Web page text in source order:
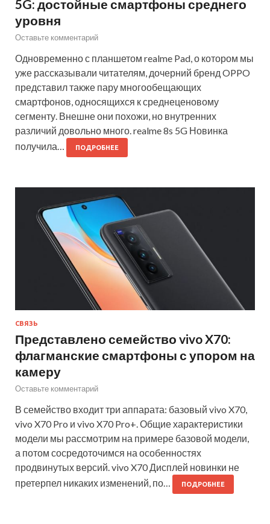
5G: достойные смартфоны среднего
уровня
Оставьте комментарий
Одновременно с планшетом realme Pad, о котором мы
уже рассказывали читателям, дочерний бренд OPPO
представил также пару многообещающих
смартфонов, односящихся к среднеценовому
сегменту. Внешне они похожи, но внутренних
различий довольно много. realme 8s 5G Новинка
получила…
ПОДРОБНЕЕ
СВЯЗЬ
Представлено семейство vivo X70:
флагманские смартфоны с упором на
камеру
Оставьте комментарий
В семейство входит три аппарата: базовый vivo X70,
vivo X70 Pro и vivo X70 Pro+. Общие характеристики
модели мы рассмотрим на примере базовой модели,
а потом сосредоточимся на особенностях
продвинутых версий. vivo X70 Дисплей новинки не
претерпел никаких изменений, по…
ПОДРОБНЕЕ